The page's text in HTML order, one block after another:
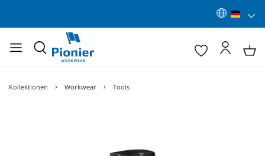
Kollektionen Workwear Tools